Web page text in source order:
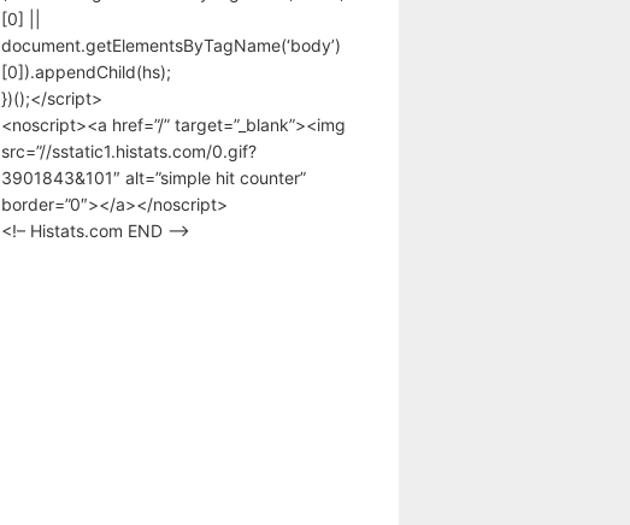
[0] ||
document.getElementsByTagName(‘body’)
[0]).appendChild(hs);
})();</script>
<noscript><a href=”/” target=”_blank”><img
src=”//sstatic1.histats.com/0.gif?
3901843&101″ alt=”simple hit counter”
border=”0″></a></noscript>
<!– Histats.com END –>